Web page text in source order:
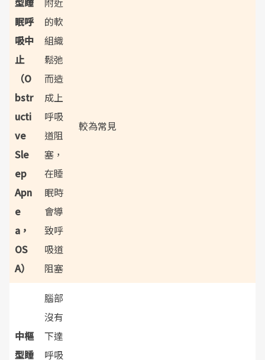
眠呼
吸中
止
（O
bstr
ucti
ve
Sle
ep
Apn
e
a，
OS
A）
的軟
組織
鬆弛
而造
成上
呼吸
道阻
塞，
在睡
眠時
會導
致呼
吸道
阻塞
較為常見
中樞
型睡
腦部
沒有
下達
呼吸